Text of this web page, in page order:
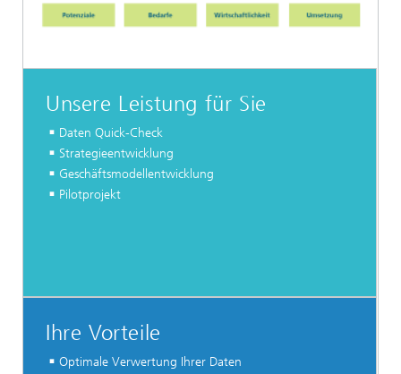
Unsere Leistung für Sie
Daten Quick-Check
Strategieentwicklung
Geschäftsmodellentwicklung
Pilotprojekt
Ihre Vorteile
Optimale Verwertung Ihrer Daten